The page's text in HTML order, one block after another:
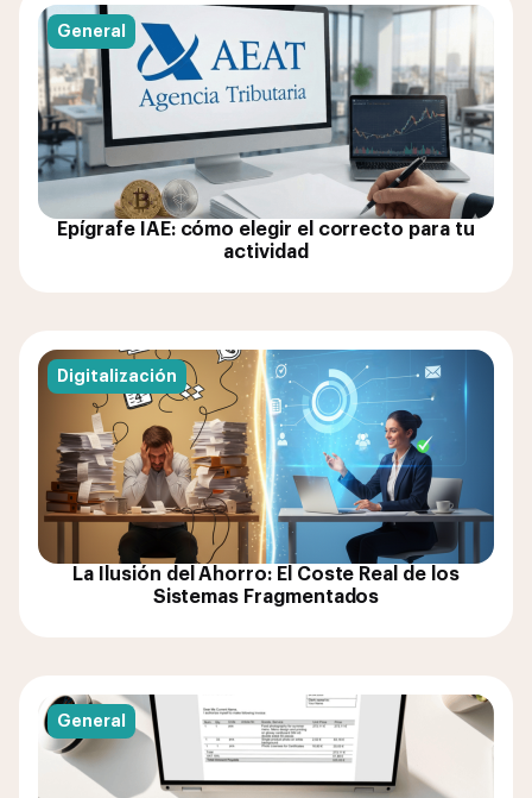
General
Epígrafe IAE: cómo elegir el correcto para tu
actividad
Digitalización
La Ilusión del Ahorro: El Coste Real de los
Sistemas Fragmentados
General